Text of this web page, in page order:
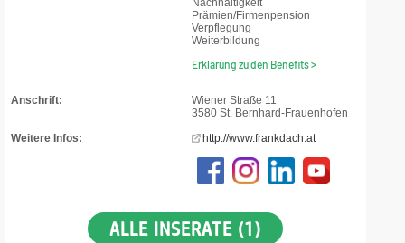
Nachhaltigkeit
Prämien/Firmenpension
Verpflegung
Weiterbildung
Erklärung zu den Benefits >
Anschrift:
Wiener Straße 11
3580 St. Bernhard-Frauenhofen
Weitere Infos:
http://www.frankdach.at
ALLE INSERATE (1)